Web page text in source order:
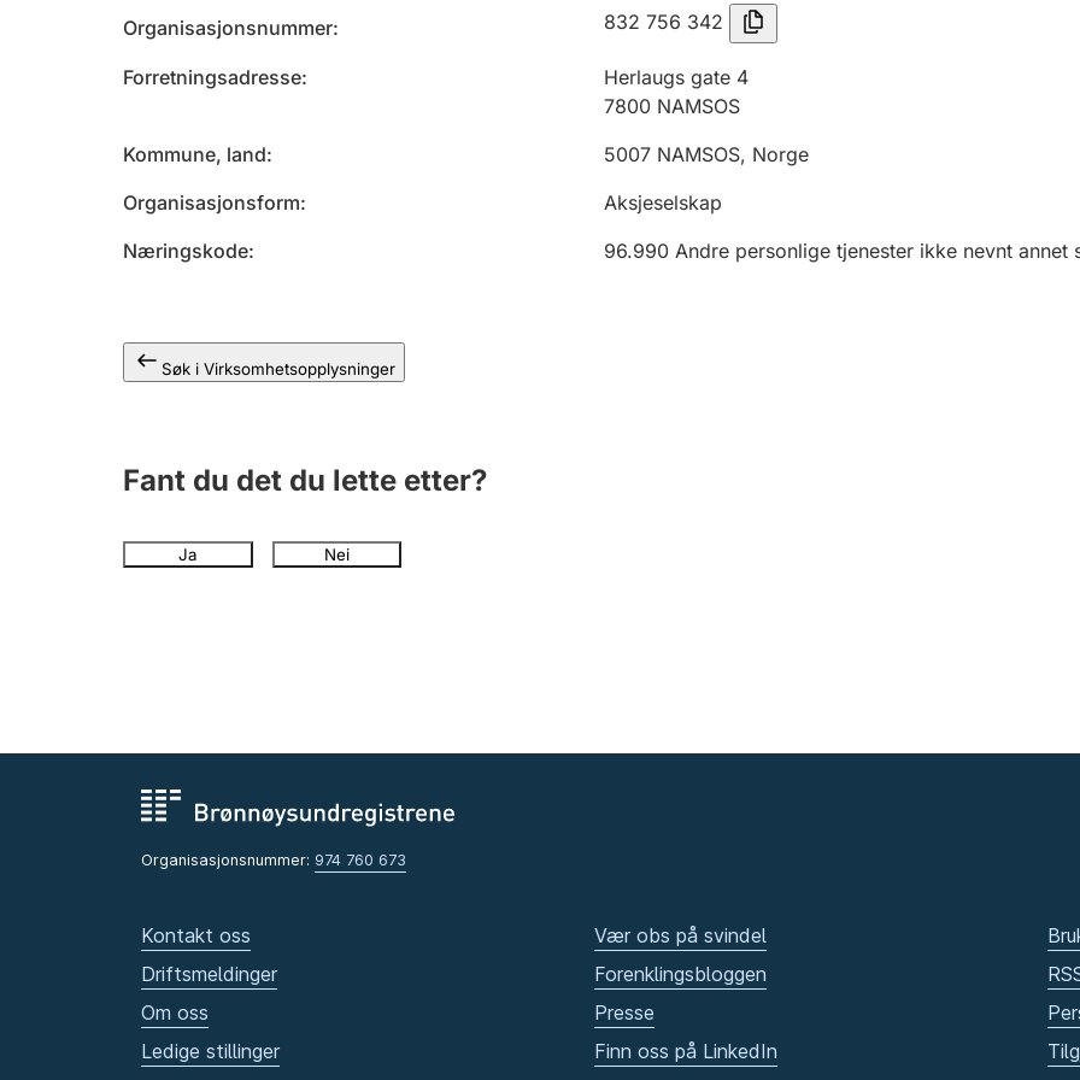
Organisasjonsnummer 832 756 342
Forretningsadresse
Herlaugs gate 4
7800 NAMSOS
Kommune, land
5007 NAMSOS, Norge
Organisasjonsform
Aksjeselskap
Næringskode
96.990 Andre personlige tjenester ikke nevnt annet
Søk i Virksomhetsopplysninger
Fant du det du lette etter?
Ja Nei
Organisasjonsnummer: 974 760 673
Kontakt oss
Driftsmeldinger
Om oss
Ledige stillinger
Vær obs på svindel
Forenklingsbloggen
Presse
Finn oss på LinkedIn